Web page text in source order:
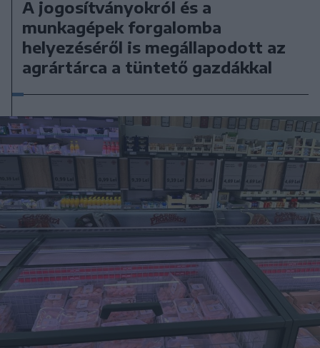
A jogosítványokról és a
munkagépek forgalomba
helyezéséről is megállapodott az
agrártárca a tüntető gazdákkal